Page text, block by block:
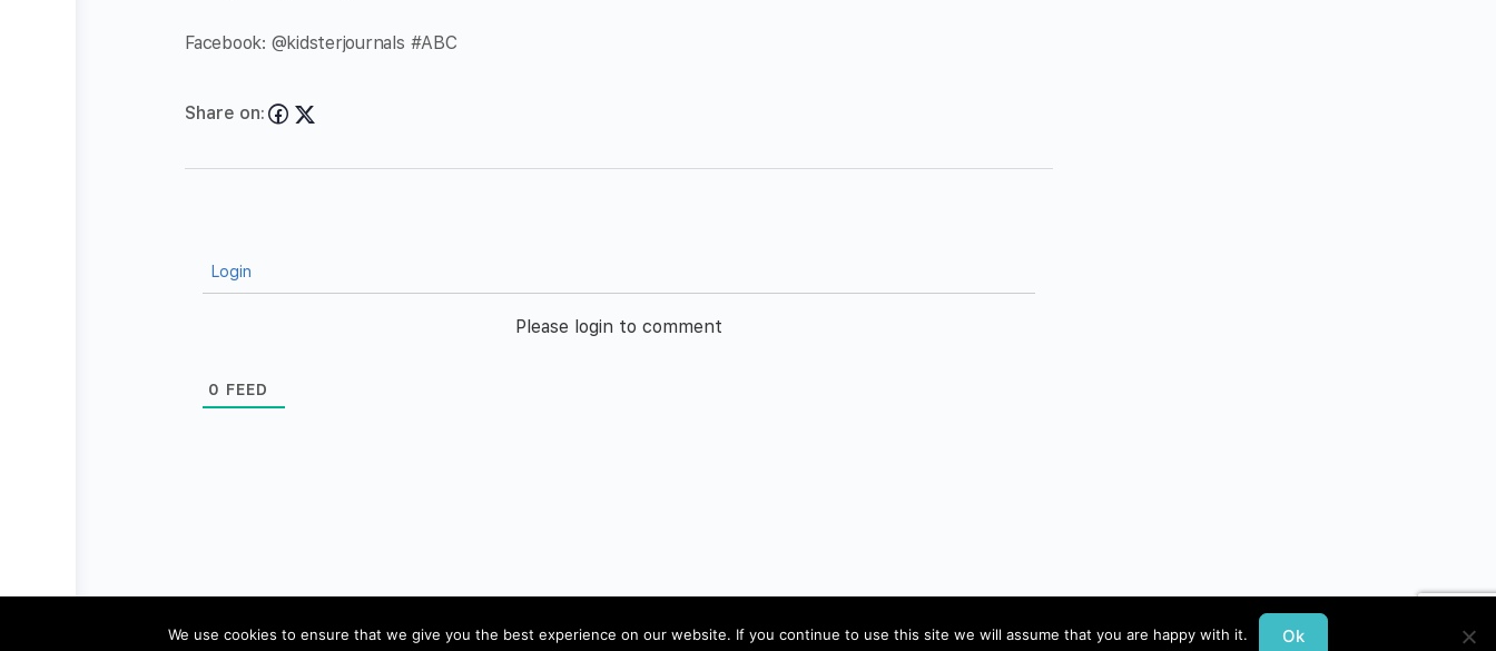
Facebook: @kidsterjournals #ABC
Share on:
Login
Please login to comment
0 FEED
© 2026 - Pädagogik-Plus Datenschutz Impressum
We use cookies to ensure that we give you the best experience on our website. If you continue to use this site we will assume that you are happy with it. Ok